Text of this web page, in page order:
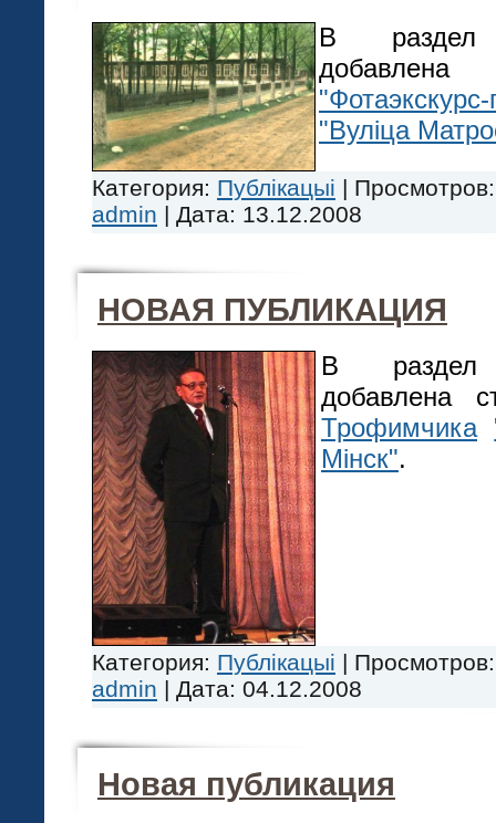
В
"Вуліца
Категория: Публікацыі | Просмотров:
admin | Дата: 13.12.2008
НОВАЯ ПУБЛИКАЦИЯ
В
добавлена
Трофимчика
Мінск".
Категория: Публікацыі | Просмотров:
admin | Дата: 04.12.2008
Новая публикация